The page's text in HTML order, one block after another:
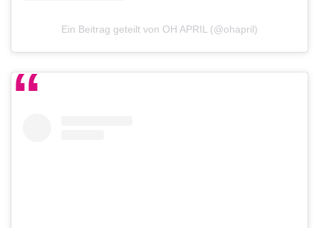
Ein Beitrag geteilt von OH APRIL (@ohapril)